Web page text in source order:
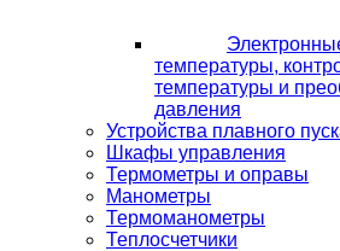
температуры,
температуры и
давления
Устройства плавного
Шкафы управления
Термометры и оправы
Манометры
Термоманометры
Теплосчетчики